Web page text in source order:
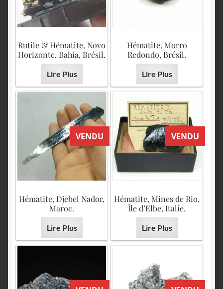
Rutile & Hématite, Novo
Horizonte, Bahia, Brésil.
Lire Plus
Hématite, Morro
Redondo, Brésil.
Lire Plus
VENDU
Hématite, Djebel Nador,
Maroc.
Lire Plus
VENDU
Hématite, Mines de Rio,
Île d’Elbe, Italie.
Lire Plus